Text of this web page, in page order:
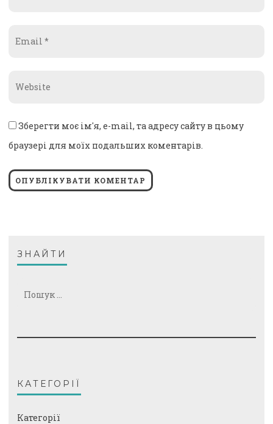
Зберегти моє ім'я, e-mail, та адресу сайту в цьому
браузері для моїх подальших коментарів.
ЗНАЙТИ
КАТЕГОРІЇ
Категорії